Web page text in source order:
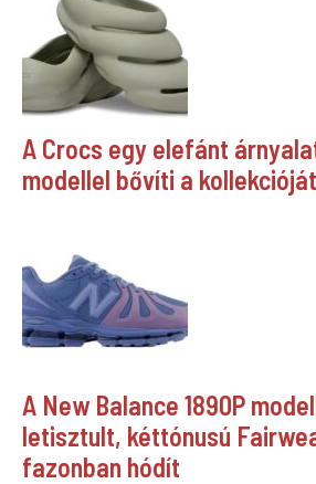
A Crocs egy elefánt
modellel bővíti a kollekcióját
A New Balance 1890P
letisztult, kéttónusú
fazonban hódít